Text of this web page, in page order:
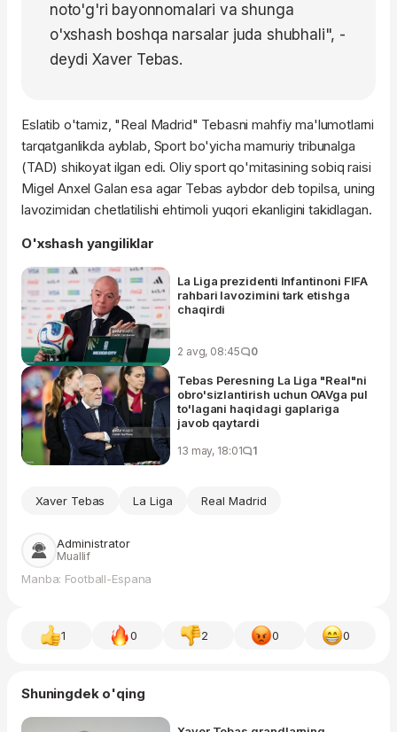
noto'g'ri bayonnomalari va shunga
o'xshash boshqa narsalar juda shubhali", -
deydi Xaver Tebas.
Eslatib o'tamiz, "Real Madrid" Tebasni mahfiy ma'lumotlarni
tarqatganlikda ayblab, Sport bo'yicha mamuriy tribunalga
(TAD) shikoyat ilgan edi. Oliy sport qo'mitasining sobiq raisi
Migel Anxel Galan esa agar Tebas aybdor deb topilsa, uning
lavozimidan chetlatilishi ehtimoli yuqori ekanligini takidlagan.
O'xshash yangiliklar
La Liga prezidenti Infantinoni FIFA
rahbari lavozimini tark etishga
chaqirdi
2 avg, 08:45 0
Tebas Peresning La Liga "Real"ni
obro'sizlantirish uchun OAVga pul
to'lagani haqidagi gaplariga
javob qaytardi
13 may, 18:01 1
Xaver Tebas La Liga Real Madrid
Administrator
Muallif
Manba: Football-Еѕраna
1 0 2 0 0
Shuningdek o'qing